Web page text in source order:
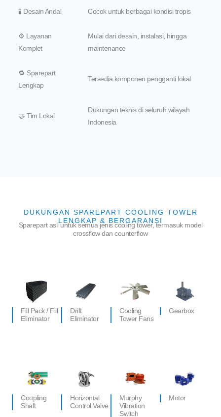
🧪 Desain Andal Cocok untuk berbagai kondisi tropis
⚙️ Layanan
Komplet
Mulai dari desain, instalasi, hingga
maintenance
🔁 Sparepart
Lengkap
Tersedia komponen pengganti lokal
🤝 Tim Lokal
Dukungan teknis di seluruh wilayah
Indonesia
DUKUNGAN SPAREPART COOLING TOWER
LENGKAP & BERGARANSI
Sparepart asli untuk semua jenis cooling tower, termasuk model
crossflow dan counterflow
Fill Pack / Fill
Eliminator
Drift
Eliminator
Cooling
Tower Fans
Gearbox
Coupling
Shaft
Horizontal
Control Valve
Murphy
Vibration
Switch
Motor